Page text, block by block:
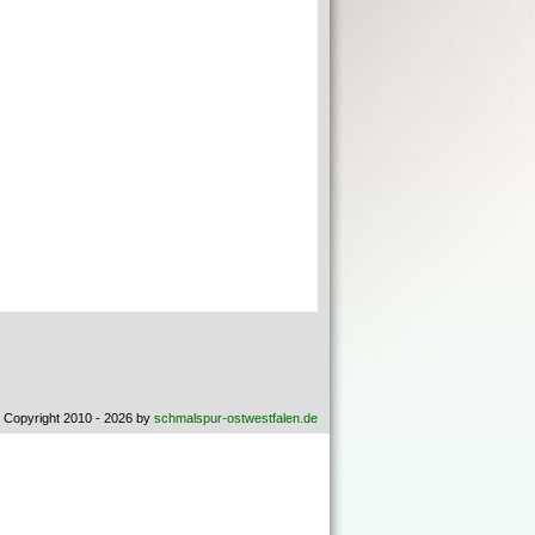
2010 - 2026 by schmalspur-ostwestfalen.de